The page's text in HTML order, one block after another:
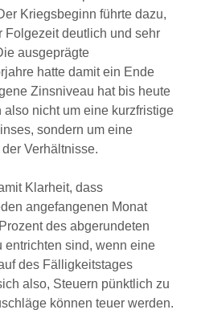
Kriegsbeginn führte dazu,
Folgezeit deutlich und sehr
ausgeprägte
hatte damit ein Ende
Zinsniveau hat bis heute
also nicht um eine kurzfristige
sondern um eine
Verhältnisse.
Klarheit, dass
angefangenen Monat
des abgerundeten
entrichten sind, wenn eine
des Fälligkeitstages
also, Steuern pünktlich zu
können teuer werden.